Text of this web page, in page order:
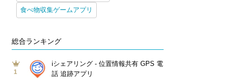
食べ物収集ゲームアプリ
総合ランキング
1
iシェアリング - 位置情報共有 GPS 電
話 追跡アプリ